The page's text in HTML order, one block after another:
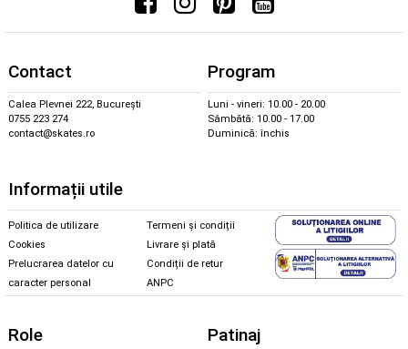
Contact
Calea Plevnei 222, București
0755 223 274
contact@skates.ro
Program
Luni - vineri: 10.00 - 20.00
Sâmbătă: 10.00 - 17.00
Duminică: închis
Informații utile
Politica de utilizare
Cookies
Prelucrarea datelor cu
caracter personal
Termeni și condiții
Livrare și plată
Condiții de retur
ANPC
Role Patinaj